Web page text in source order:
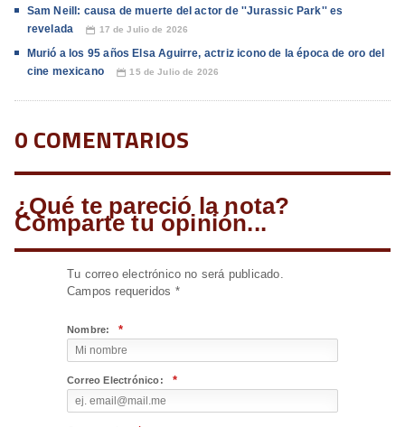
Sam Neill: causa de muerte del actor de ''Jurassic Park'' es
revelada
📅 17 de Julio de 2026
Murió a los 95 años Elsa Aguirre, actriz icono de la época de oro del
cine mexicano
📅 15 de Julio de 2026
0 COMENTARIOS
¿Qué te pareció la nota?
Comparte tu opinión...
Tu correo electrónico no será publicado.
Campos requeridos *
Nombre: *
Correo Electrónico: *